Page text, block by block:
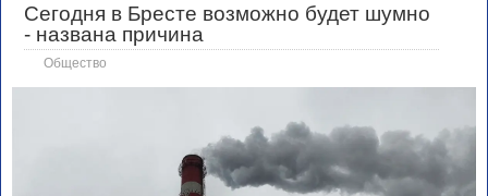
Сегодня в Бресте возможно будет шумно
- названа причина
Общество